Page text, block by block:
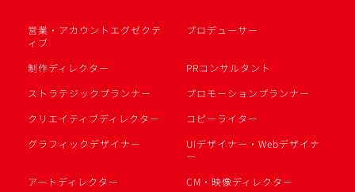
営業・アカウントエグゼクテ
ィブ
プロデューサー
制作ディレクター
PRコンサルタント
ストラテジックプランナー
プロモーションプランナー
クリエイティブディレクター
コピーライター
グラフィックデザイナー
UIデザイナー・Webデザイナ
ー
アートディレクター
CM・映像ディレクター